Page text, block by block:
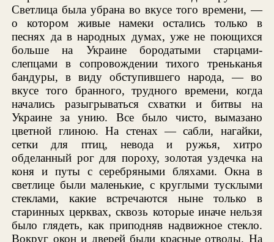
Светлица была убрана во вкусе того времени, —
о котором живые намеки остались только в
песнях да в народных думах, уже не поющихся
больше на Украине бородатыми старцами-
слепцами в сопровождении тихого треньканья
бандуры, в виду обступившего народа, — во
вкусе того бранного, трудного времени, когда
начались разыгрываться схватки и битвы на
Украине за унию. Все было чисто, вымазано
цветной глиною. На стенах — сабли, нагайки,
сетки для птиц, невода и ружья, хитро
обделанный рог для пороху, золотая уздечка на
коня и путы с серебряными бляхами. Окна в
светлице были маленькие, с круглыми тусклыми
стеклами, какие встречаются ныне только в
старинных церквах, сквозь которые иначе нельзя
было глядеть, как приподняв надвижное стекло.
Вокруг окон и дверей были красные отводы. На